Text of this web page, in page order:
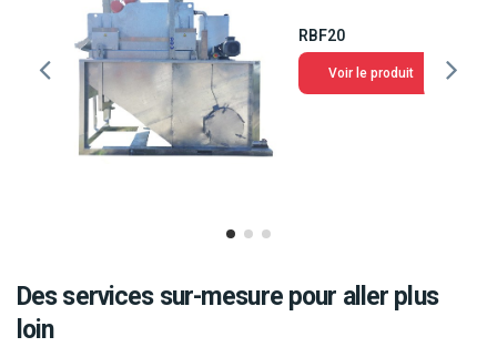
RBF20
Voir le produit
Des services sur-mesure pour aller plus
loin